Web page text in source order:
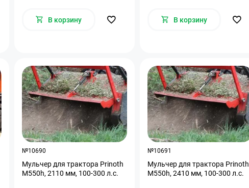
В корзину В корзину
№10690
Мульчер для трактора Prinoth
M550h, 2110 мм, 100-300 л.с.
№10691
Мульчер для трактора Prinoth
M550h, 2410 мм, 100-300 л.с.